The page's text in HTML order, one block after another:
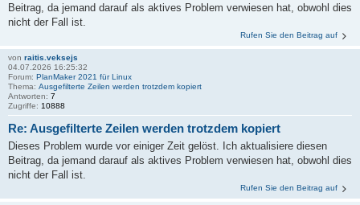
Beitrag, da jemand darauf als aktives Problem verwiesen hat, obwohl dies
nicht der Fall ist.
Rufen Sie den Beitrag auf
von raitis.veksejs
04.07.2026 16:25:32
Forum: PlanMaker 2021 für Linux
Thema: Ausgefilterte Zeilen werden trotzdem kopiert
Antworten: 7
Zugriffe: 10888
Re: Ausgefilterte Zeilen werden trotzdem kopiert
Dieses Problem wurde vor einiger Zeit gelöst. Ich aktualisiere diesen
Beitrag, da jemand darauf als aktives Problem verwiesen hat, obwohl dies
nicht der Fall ist.
Rufen Sie den Beitrag auf